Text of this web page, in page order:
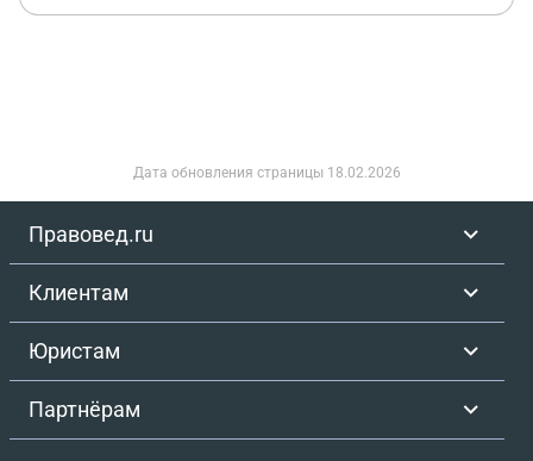
Дата обновления страницы 18.02.2026
Правовед.ru
Клиентам
Юристам
Партнёрам